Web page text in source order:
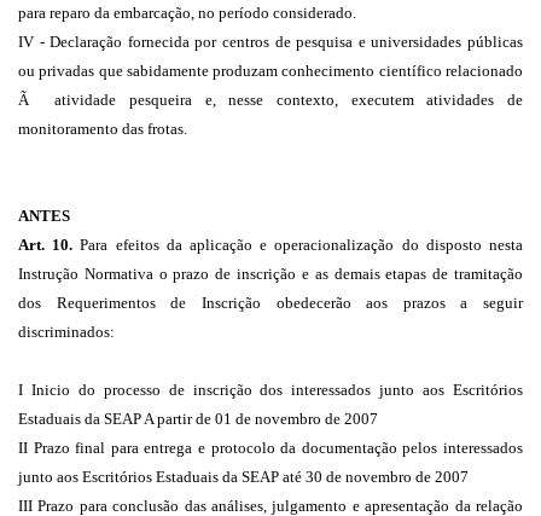
para reparo da embarcação, no período considerado.
IV - Declaração fornecida por centros de pesquisa e universidades públicas
ou privadas que sabidamente produzam conhecimento científico relacionado
Ã atividade pesqueira e, nesse contexto, executem atividades de
monitoramento das frotas.
ANTES
Art. 10. Para efeitos da aplicação e operacionalização do disposto nesta
Instrução Normativa o prazo de inscrição e as demais etapas de tramitação
dos Requerimentos de Inscrição obedecerão aos prazos a seguir
discriminados:
I Inicio do processo de inscrição dos interessados junto aos Escritórios
Estaduais da SEAP A partir de 01 de novembro de 2007
II Prazo final para entrega e protocolo da documentação pelos interessados
junto aos Escritórios Estaduais da SEAP até 30 de novembro de 2007
III Prazo para conclusão das análises, julgamento e apresentação da relação